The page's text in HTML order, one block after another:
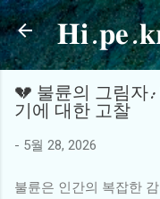
기
💔 불륜의 그림자
기에 대한 고찰
- 5월 28, 2026
불륜은 인간의 복잡한